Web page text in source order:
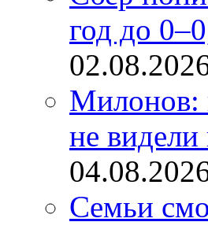
год до
Милонов:
не видели
Семьи